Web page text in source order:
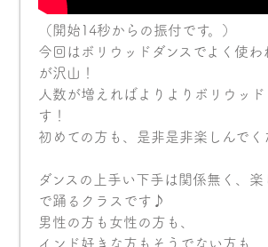
（開始14秒からの振付です。）
今回はボリウッドダンスでよく使わ
が沢山！
人数が増えればよりよりボリウッド
す！
初めての方も、是非是非楽しんで
ダンスの上手い下手は関係無く、楽
で踊るクラスです♪
男性の方も女性の方も、
インド好きな方もそうでない方も、